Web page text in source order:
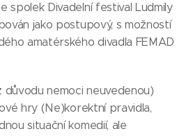
spolek Divadelní festival Ludmily
jako postupový, s možností
amatérského divadla FEMAD
důvodu nemoci neuvedenou)
hry (Ne)korektní pravidla,
situační komedií, ale